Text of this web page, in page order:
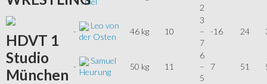
2
-
Leo von
der Osten
46 kg 10
3
–
7
-16 24
-
Samuel
Heurung
50 kg 11
6
–
5
7 51
HDVT 1
Studio
München